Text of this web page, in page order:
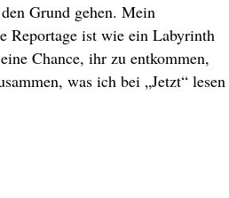
Grund gehen. Mein
Reportage ist wie ein Labyrinth
Chance, ihr zu entkommen,
was ich bei „Jetzt“ lesen